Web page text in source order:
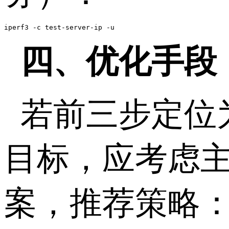
iperf3 -c test-server-ip -u
四、优化手
若前三步定位
目标，应考虑
案，推荐策略